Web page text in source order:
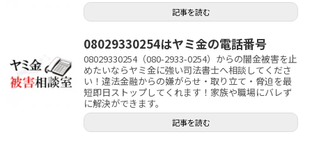
記事を読む
08029330254はヤミ金の電話番号
08029330254（080-2933-0254）からの闇金被害を止
めたいならヤミ金に強い司法書士へ相談してくださ
い！違法金融からの嫌がらせ・取り立て・脅迫を最
短即日ストップしてくれます！家族や職場にバレず
に解決ができます。
記事を読む